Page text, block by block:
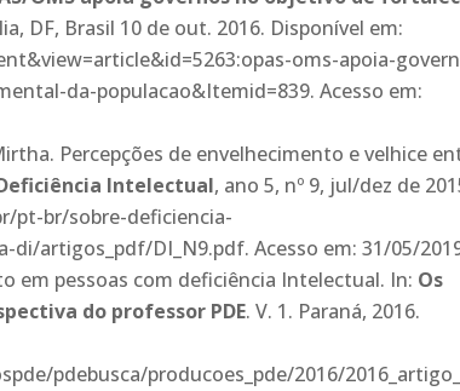
DF, Brasil 10 de out. 2016. Disponível em:
oms-apoia-
da-populacao&Itemid=839. Acesso em:
Percepções de envelhecimento e velhice
Intelectual, ano 5, nº 9, jul/dez de
pt-br/sobre-deficiencia-
artigos_pdf/DI_N9.pdf. Acesso em: 31/05/
em pessoas com deficiência Intelectual. In: Os
do professor PDE. V. 1. Paraná, 2016.
pdebusca/producoes_pde/2016/